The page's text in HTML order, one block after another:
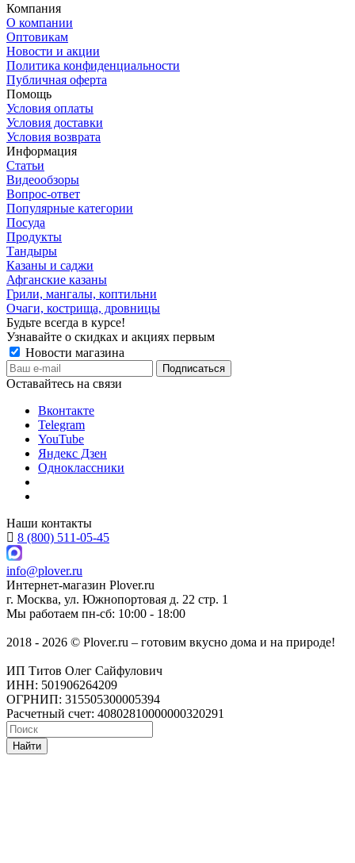
Компания
О компании
Оптовикам
Новости и акции
Политика конфиденциальности
Публичная оферта
Помощь
Условия оплаты
Условия доставки
Условия возврата
Информация
Статьи
Видеообзоры
Вопрос-ответ
Популярные категории
Посуда
Продукты
Тандыры
Казаны и саджи
Афганские казаны
Грили, мангалы, коптильни
Очаги, кострища, дровницы
Будьте всегда в курсе!
Узнавайте о скидках и акциях первым
Новости магазина
Оставайтесь на связи
Вконтакте
Telegram
YouTube
Яндекс Дзен
Одноклассники
Наши контакты
8 (800) 511-05-45
info@plover.ru
Интернет-магазин Plover.ru
г. Москва, ул. Южнопортовая д. 22 стр. 1
Мы работаем пн-сб: 10:00 - 18:00
2018 - 2026 © Plover.ru – готовим вкусно дома и на природе!
ИП Титов Олег Сайфулович
ИНН: 501906264209
ОГРНИП: 315505300005394
Расчетный счет: 40802810000000320291
Найти